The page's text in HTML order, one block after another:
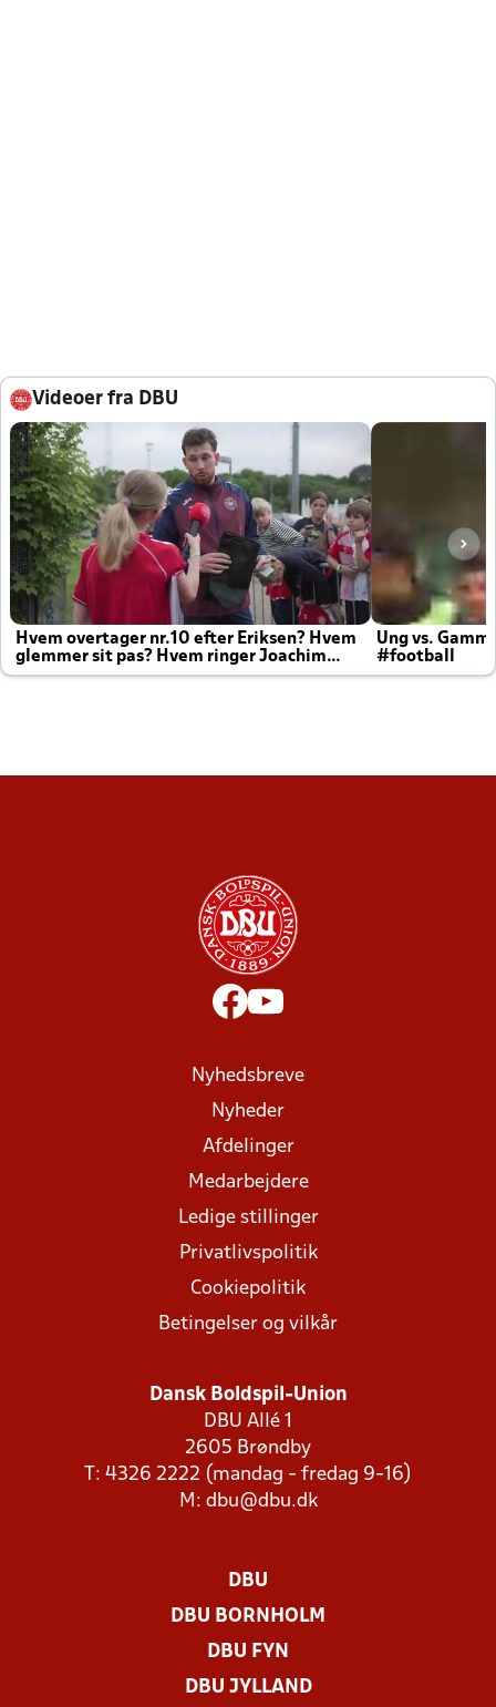
Videoer fra DBU
Hvem overtager nr.10 efter Eriksen? Hvem
glemmer sit pas? Hvem ringer Joachim
altid til efter kampe?
Ung vs.
#football
Nyhedsbreve
Nyheder
Afdelinger
Medarbejdere
Ledige stillinger
Privatlivspolitik
Cookiepolitik
Betingelser og vilkår
Dansk Boldspil-Union
DBU Allé 1
2605 Brøndby
T: 4326 2222 (mandag - fredag 9-16)
M: dbu@dbu.dk
DBU
DBU BORNHOLM
DBU FYN
DBU JYLLAND